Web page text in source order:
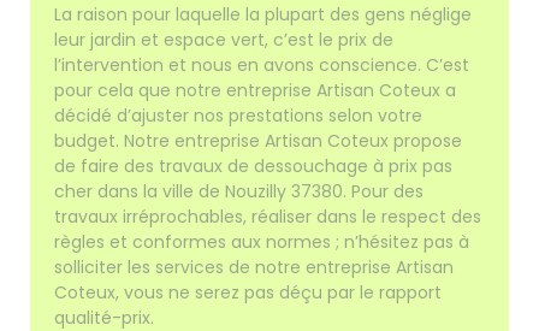
La raison pour laquelle la plupart des gens néglige
leur jardin et espace vert, c’est le prix de
l’intervention et nous en avons conscience. C’est
pour cela que notre entreprise Artisan Coteux a
décidé d’ajuster nos prestations selon votre
budget. Notre entreprise Artisan Coteux propose
de faire des travaux de dessouchage à prix pas
cher dans la ville de Nouzilly 37380. Pour des
travaux irréprochables, réaliser dans le respect des
règles et conformes aux normes ; n’hésitez pas à
solliciter les services de notre entreprise Artisan
Coteux, vous ne serez pas déçu par le rapport
qualité-prix.